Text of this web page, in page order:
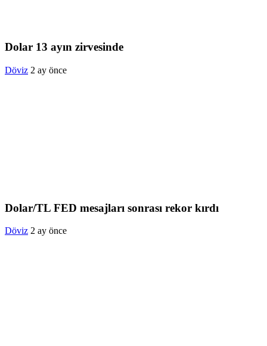
Dolar 13 ayın zirvesinde
Döviz 2 ay önce
Dolar/TL FED mesajları sonrası rekor kırdı
Döviz 2 ay önce